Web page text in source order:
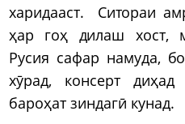
харидааст. Ситораи
ҳар гоҳ дилаш хост,
Русия сафар намуда,
хӯрад, консерт
бароҳат зиндагӣ кунад.